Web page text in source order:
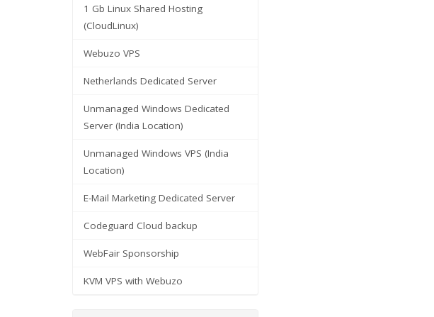
1 Gb Linux Shared Hosting
(CloudLinux)
Webuzo VPS
Netherlands Dedicated Server
Unmanaged Windows Dedicated
Server (India Location)
Unmanaged Windows VPS (India
Location)
E-Mail Marketing Dedicated Server
Codeguard Cloud backup
WebFair Sponsorship
KVM VPS with Webuzo